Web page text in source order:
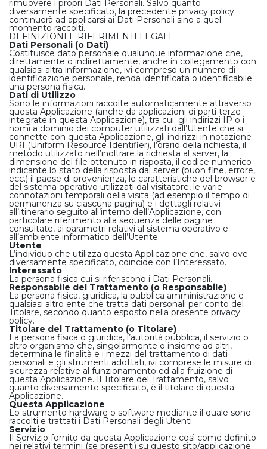
rimuovere i propri Dati Personali. Salvo quanto
diversamente specificato, la precedente privacy policy
continuerà ad applicarsi ai Dati Personali sino a quel
momento raccolti.
DEFINIZIONI E RIFERIMENTI LEGALI
Dati Personali (o Dati)
Costituisce dato personale qualunque informazione che,
direttamente o indirettamente, anche in collegamento con
qualsiasi altra informazione, ivi compreso un numero di
identificazione personale, renda identificata o identificabile
una persona fisica.
Dati di Utilizzo
Sono le informazioni raccolte automaticamente attraverso
questa Applicazione (anche da applicazioni di parti terze
integrate in questa Applicazione), tra cui: gli indirizzi IP o i
nomi a dominio dei computer utilizzati dall’Utente che si
connette con questa Applicazione, gli indirizzi in notazione
URI (Uniform Resource Identifier), l’orario della richiesta, il
metodo utilizzato nell’inoltrare la richiesta al server, la
dimensione del file ottenuto in risposta, il codice numerico
indicante lo stato della risposta dal server (buon fine, errore,
ecc.) il paese di provenienza, le caratteristiche del browser e
del sistema operativo utilizzati dal visitatore, le varie
connotazioni temporali della visita (ad esempio il tempo di
permanenza su ciascuna pagina) e i dettagli relativi
all’itinerario seguito all’interno dell’Applicazione, con
particolare riferimento alla sequenza delle pagine
consultate, ai parametri relativi al sistema operativo e
all’ambiente informatico dell’Utente.
Utente
L’individuo che utilizza questa Applicazione che, salvo ove
diversamente specificato, coincide con l’Interessato.
Interessato
La persona fisica cui si riferiscono i Dati Personali.
Responsabile del Trattamento (o Responsabile)
La persona fisica, giuridica, la pubblica amministrazione e
qualsiasi altro ente che tratta dati personali per conto del
Titolare, secondo quanto esposto nella presente privacy
policy.
Titolare del Trattamento (o Titolare)
La persona fisica o giuridica, l’autorità pubblica, il servizio o
altro organismo che, singolarmente o insieme ad altri,
determina le finalità e i mezzi del trattamento di dati
personali e gli strumenti adottati, ivi comprese le misure di
sicurezza relative al funzionamento ed alla fruizione di
questa Applicazione. Il Titolare del Trattamento, salvo
quanto diversamente specificato, è il titolare di questa
Applicazione.
Questa Applicazione
Lo strumento hardware o software mediante il quale sono
raccolti e trattati i Dati Personali degli Utenti.
Servizio
Il Servizio fornito da questa Applicazione così come definito
nei relativi termini (se presenti) su questo sito/applicazione.